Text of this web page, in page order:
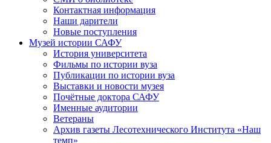
Контактная информация
Наши дарители
Новые поступления
Музей истории САФУ
История университета
Фильмы по истории вуза
Публикации по истории вуза
Выставки и новости музея
Почётные доктора САФУ
Именные аудитории
Ветераны
Архив газеты Лесотехнического Института «Наш
темп»